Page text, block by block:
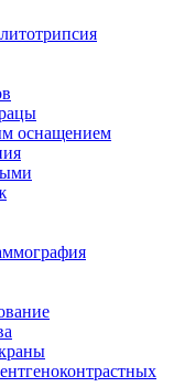
оснащением